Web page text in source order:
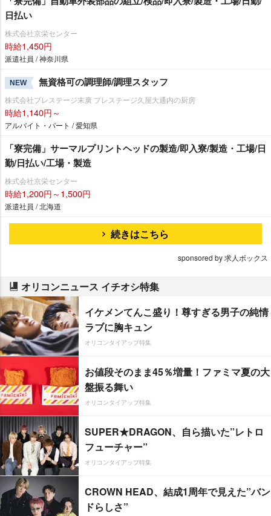
日払い
株式会社京栄センター
時給1,450円
派遣社員 / 神奈川県
NEW 無資格可の調理師/調理スタッフ
株式会社プレステージ末廣 プレステージ久屋大通内の厨房
時給1,140円～
アルバイト・パート / 愛知県
「寮完備」サーマルプリントヘッドの製造/即入寮/製造・工場/日
勤/日払い/工場・製造
株式会社京栄センター
時給1,200円～1,500円
派遣社員 / 北海道
続きはこちら
sponsored by 求人ボックス
オリコンニュース イチオシ特集
イケメンてんこ盛り！尊すぎる男子の純情
ラブに胸キュン
オリコンタイアップ特集
お値段そのまま45％増量！ファミマ夏の大
盤振る舞い
オリコンタイアップ特集
SUPER★DRAGON、自ら描いた”レトロ
フューチャー”
オリコンタイアップ特集
CROWN HEAD、結成1周年で見えた”バン
ドらしさ”